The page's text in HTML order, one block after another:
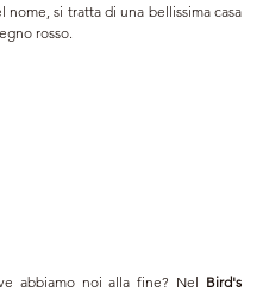
nome, si tratta di una bellissima casa
rosso.
abbiamo noi alla fine? Nel Bird's